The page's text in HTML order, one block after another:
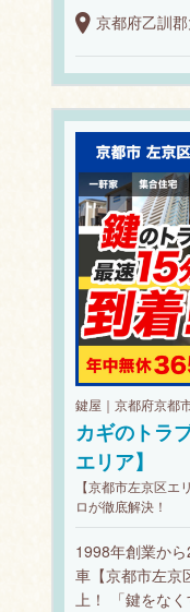
京都府乙訓
鍵屋｜京都府京都
カギのトラ
エリア】
【京都市左京区
ロが徹底解決！
1998年創業か
車【京都市左京
上！ 「鍵をな